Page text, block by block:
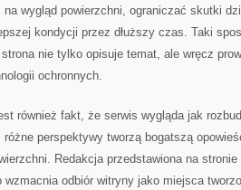
na wygląd powierzchni, ograniczać skutki
kondycji przez dłuższy czas. Taki
strona nie tylko opisuje temat, ale wręcz
ochronnych.
również fakt, że serwis wygląda jak
różne perspektywy tworzą bogatszą
Redakcja przedstawiona na stronie
wzmacnia odbiór witryny jako miejsca